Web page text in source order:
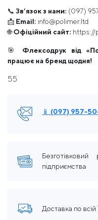
📞 Зв’язок з нами: (097)
📩 Email: info@polimer.ltd
🌐Офіційний сайт: https://
🎯 Флексодрук від
працює на бренд щодня!
55
📱 (097) 957-
підприємства
Доставка по всій